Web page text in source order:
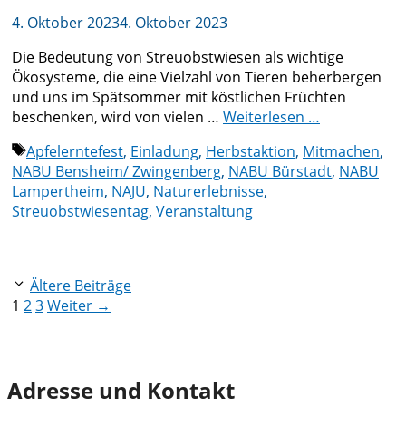
4. Oktober 20234. Oktober 2023
Die Bedeutung von Streuobstwiesen als wichtige
Ökosysteme, die eine Vielzahl von Tieren beherbergen
und uns im Spätsommer mit köstlichen Früchten
beschenken, wird von vielen … Weiterlesen …
Schlagwörter
Apfelerntefest, Einladung, Herbstaktion, Mitmachen,
NABU Bensheim/ Zwingenberg, NABU Bürstadt, NABU
Lampertheim, NAJU, Naturerlebnisse,
Streuobstwiesentag, Veranstaltung
Ältere Beiträge
Seite
1 Seite
2Seite
3Weiter →
Adresse und Kontakt